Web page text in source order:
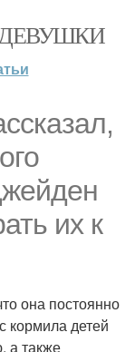
ДЕВУШКИ
их к
она постоянно
кормила детей
а также